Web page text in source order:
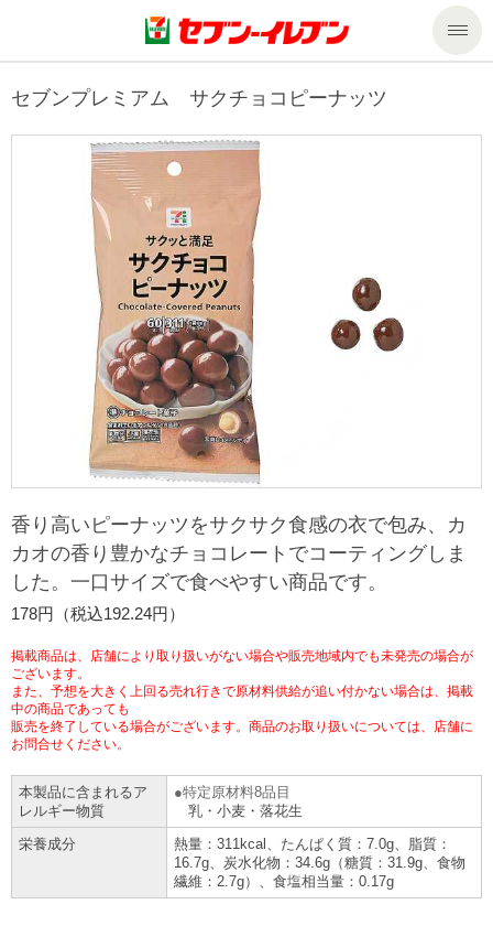
商品のご案内
商品のご案内トップ
今週の新商品
来週の新商品
商品カテゴリ一覧
セブンプレミアム
食の安全・安心への取組み
ギフト
プリペイドカード・金券
ニンテンドー・ダウンロードカード
セール・キャンペーン
サービストップ
nanacoトップ
マルチコピー機でできること
マルチコピー機でできることトップ
コピー
プリント
スキャン
ファクス
チケット
プリペイドサービス
スポーツ振興くじ
便利なサービス
宅配便
切手・はがき・印紙
セブン銀行ATM
ご利用可能なお支払い方法
スマホプリペイド
レジでApple Accountにチャージ
チケットサービス
セブンチケット
イープラス
JTB
セブン‐イレブンでお受取り
セブンネットショッピング
企業情報トップ
ニュースリリース
ごあいさつ
企業理念
会社概要
貸借対照表・損益計算書
沿革
国内店舗数
売上高、店舗数推移
セブン‐イレブンの海外事業
私たちの取組み
サステナビリティ
サステナビリティトップ
セブン＆アイ・ホールディングスの重点課題
サステナビリティ活動基本方針
サステナビリティ推進体制
GREEN CHALLENGE 2050
4VISIONS
サステナビリティニュース
サステナビリティレポート
加盟店オーナー募集 物件募集・購入
アルバイト情報
店舗検索
お問い合わせ
Language
English (Corporate)
English (Services)
简体中文(服务)
セブンプレミアム サクチョコピーナッツ
香り高いピーナッツをサクサク食感の衣で包み、カ
カオの香り豊かなチョコレートでコーティングしま
した。一口サイズで食べやすい商品です。
178円（税込192.24円）
掲載商品は、店舗により取り扱いがない場合や販売地域内でも未発売の場合が
ございます。
また、予想を大きく上回る売れ行きで原材料供給が追い付かない場合は、掲載
中の商品であっても
販売を終了している場合がございます。商品のお取り扱いについては、店舗に
お問合せください。
本製品に含まれるア
レルギー物質
特定原材料8品目
乳・小麦・落花生
栄養成分
熱量：311kcal、たんぱく質：7.0g、脂質：
16.7g、炭水化物：34.6g（糖質：31.9g、食物
繊維：2.7g）、食塩相当量：0.17g